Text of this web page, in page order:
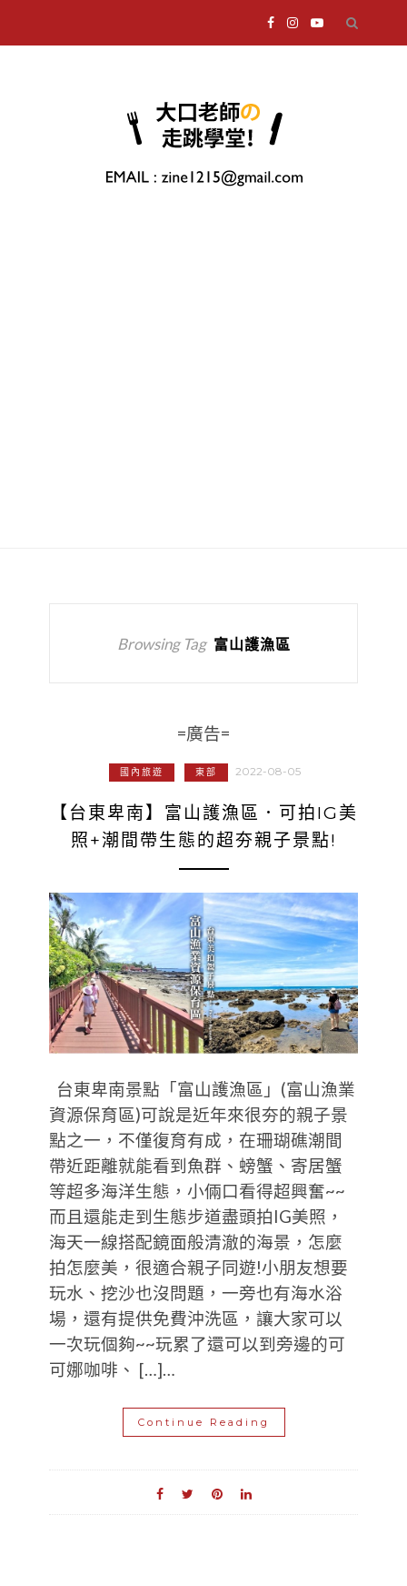
Browsing Tag 富山護漁區
=廣告=
國內旅遊 東部 2022-08-05
【台東卑南】富山護漁區．可拍IG美
照+潮間帶生態的超夯親子景點!
台東卑南景點「富山護漁區」(富山漁業
資源保育區)可說是近年來很夯的親子景
點之一，不僅復育有成，在珊瑚礁潮間
帶近距離就能看到魚群、螃蟹、寄居蟹
等超多海洋生態，小倆口看得超興奮~~
而且還能走到生態步道盡頭拍IG美照，
海天一線搭配鏡面般清澈的海景，怎麼
拍怎麼美，很適合親子同遊!小朋友想要
玩水、挖沙也沒問題，一旁也有海水浴
場，還有提供免費沖洗區，讓大家可以
一次玩個夠~~玩累了還可以到旁邊的可
可娜咖啡、 […]…
Continue Reading